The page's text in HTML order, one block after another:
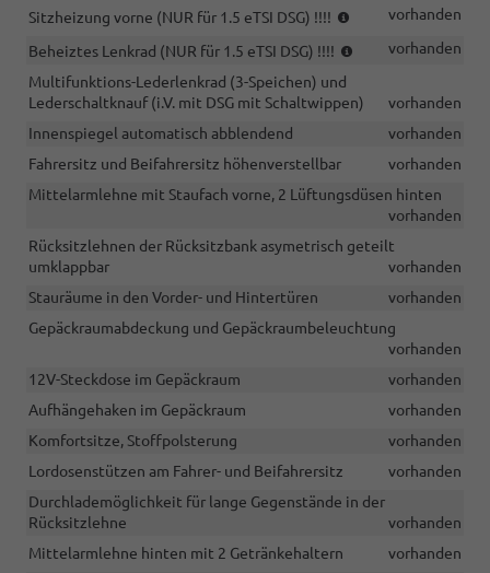
Sitzheizung vorne (NUR für 1.5 eTSI DSG) !!!!
(NUR
DSG)
!!!!
vorhanden
Beheiztes Lenkrad (NUR für 1.5 eTSI DSG) !!!!
(NUR
eTSI
DSG)
vorhanden
Multifunktions-Lederlenkrad (3-Speichen) und
Lederschaltknauf (i.V. mit DSG mit Schaltwippen)
vorhanden
Innenspiegel automatisch abblendend
vorhanden
Fahrersitz und Beifahrersitz höhenverstellbar
vorhanden
Mittelarmlehne mit Staufach vorne, 2 Lüftungsdüsen hinten
vorhanden
Rücksitzlehnen der Rücksitzbank asymetrisch geteilt
umklappbar
vorhanden
Stauräume in den Vorder- und Hintertüren
vorhanden
Gepäckraumabdeckung und Gepäckraumbeleuchtung
vorhanden
12V-Steckdose im Gepäckraum
vorhanden
Aufhängehaken im Gepäckraum
vorhanden
Komfortsitze, Stoffpolsterung
vorhanden
Lordosenstützen am Fahrer- und Beifahrersitz
vorhanden
Durchlademöglichkeit für lange Gegenstände in der
Rücksitzlehne
vorhanden
Mittelarmlehne hinten mit 2 Getränkehaltern
vorhanden